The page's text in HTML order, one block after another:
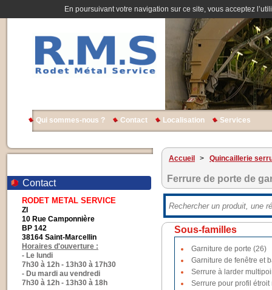
En poursuivant votre navigation sur ce site, vous acceptez
Qui sommes-nous ? Contact Localisation Services
Contact
RODET METAL SERVICE
ZI
10 Rue Camponnière
BP 142
38164 Saint-Marcellin
Horaires d'ouverture :
- Le lundi
7h30 à 12h - 13h30 à 17h30
- Du mardi au vendredi
7h30 à 12h - 13h30 à 18h
Accueil > Quincaillerie
Ferrure de porte de
Sous-familles
Garniture de porte (26)
Garniture de fenêtre et
Serrure à larder
Serrure pour profil étroit